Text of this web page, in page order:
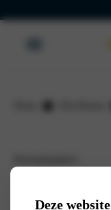
Deze
Junior Elettrica
Alfa Romeo
Alfa Romeo Hengelo |